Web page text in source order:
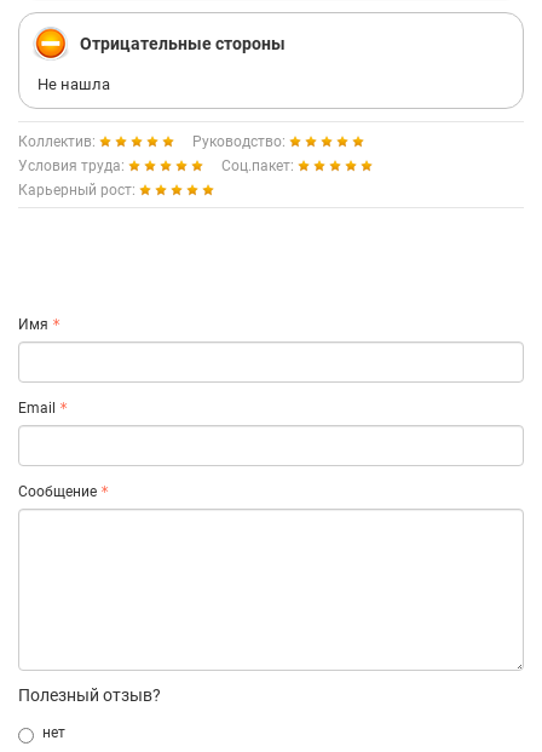
Отрицательные стороны
Не нашла
Коллектив:
Руководство:
Условия труда:
Соц.пакет:
Карьерный рост:
Имя
Email
Сообщение
Полезный отзыв?
нет